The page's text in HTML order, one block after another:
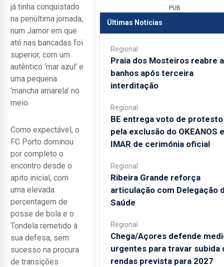
já tinha conquistado
na penúltima jornada,
num Jamor em que
até nas bancadas foi
superior, com um
autêntico ‘mar azul’ e
uma pequena
‘mancha amarela’ no
meio.
Como expectável, o
FC Porto dominou
por completo o
encontro desde o
apito inicial, com
uma elevada
percentagem de
posse de bola e o
Tondela remetido à
sua defesa, sem
sucesso na procura
de transições
PUB
Últimas Notícias
Regional
Praia dos Mosteiros reabre a
banhos após terceira
interditação
Regional
BE entrega voto de protesto
pela exclusão do OKEANOS e
IMAR de cerimónia oficial
Regional
Ribeira Grande reforça
articulação com Delegação
Saúde
Regional
Chega/Açores defende
urgentes para travar subida
rendas prevista para 2027